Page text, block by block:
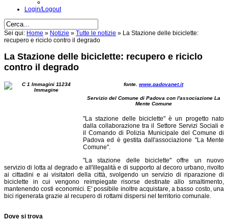
Login/Logout
Sei qui: Home » Notizie » Tutte le notizie » La Stazione delle biciclette:
recupero e riciclo contro il degrado
La Stazione delle biciclette: recupero e riciclo
contro il degrado
fonte. www.padovanet.it
Servizio del Comune di Padova con l'associazione La
Mente Comune
"La stazione delle biciclette" è un progetto nato
dalla collaborazione tra il Settore Servizi Sociali e
il Comando di Polizia Municipale del Comune di
Padova ed è gestita dall'associazione "La Mente
Comune".
"La stazione delle biciclette" offre un nuovo
servizio di lotta al degrado e all'illegalità e di supporto al decoro urbano, rivolto
ai cittadini e ai visitatori della città, svolgendo un servizio di riparazione di
biciclette in cui vengono reimpiegate risorse destinate allo smaltimento,
mantenendo costi economici. E' possibile inoltre acquistare, a basso costo, una
bici rigenerata grazie al recupero di rottami dispersi nel territorio comunale.
Dove si trova